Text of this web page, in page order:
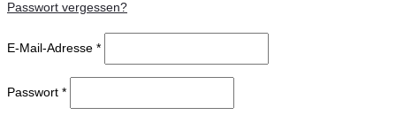
Passwort vergessen?
E-Mail-Adresse *
Passwort *